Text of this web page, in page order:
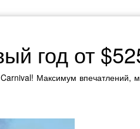
год от
Максимум впечатлений,